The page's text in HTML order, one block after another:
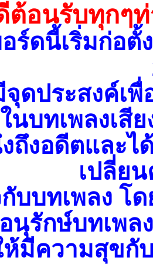
ต้อนรับทุกๆท่
อร์ดนี้เริ่มก่อ
ดประสงค์เ
นบทเพลงเสี
ถึงอดีตและไ
เปลี่ย
กับบทเพลง โ
นุรักษ์บทเพล
มีความสุขกั